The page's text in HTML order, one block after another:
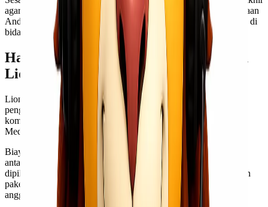
agar barang sampai dengan selamat kepada penerima. Kepercayaan
Anda adalah komitmen kami dalam memberikan layanan terbaik di
bidang ekspedisi cargo murah.
Harga dan Biaya yang Ditawarkan oleh
Lionel Express
Lionel Express memahami pentingnya transparansi dalam biaya
pengiriman. Oleh karena itu, mereka menawarkan harga yang
kompetitif untuk layanan ekspedisi cargo murah via laut Jakarta
Medan.
Biaya pengiriman ditentukan berdasarkan beberapa faktor. Di
antaranya adalah berat dan dimensi barang, jenis layanan yang
dipilih, serta jarak yang harus ditempuh. Dengan berbagai pilihan
paket, pelanggan dapat memilih sesuai dengan kebutuhan dan
anggaran masing-masing.